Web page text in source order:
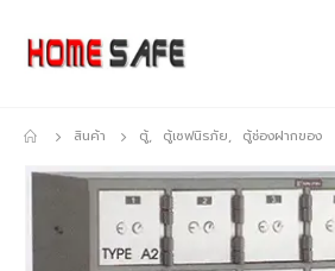
สินค้า ตู้, ตู้เซฟนิรภัย, ตู้ช่องฝากของ